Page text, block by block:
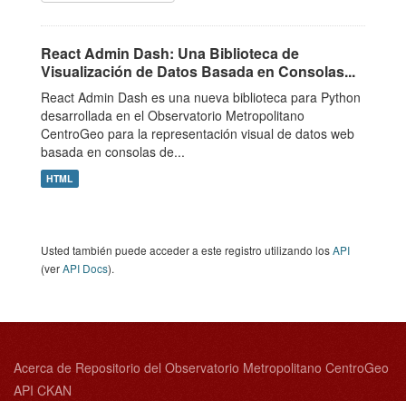
React Admin Dash: Una Biblioteca de
Visualización de Datos Basada en Consolas...
React Admin Dash es una nueva biblioteca para Python
desarrollada en el Observatorio Metropolitano
CentroGeo para la representación visual de datos web
basada en consolas de...
HTML
Usted también puede acceder a este registro utilizando losAPI
(verAPI Docs).
Acerca de Repositorio del Observatorio Metropolitano CentroGeo
API CKAN